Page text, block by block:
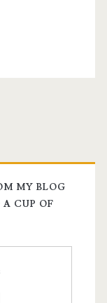
MY BLOG
CUP OF